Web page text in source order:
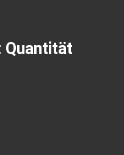
Quantität